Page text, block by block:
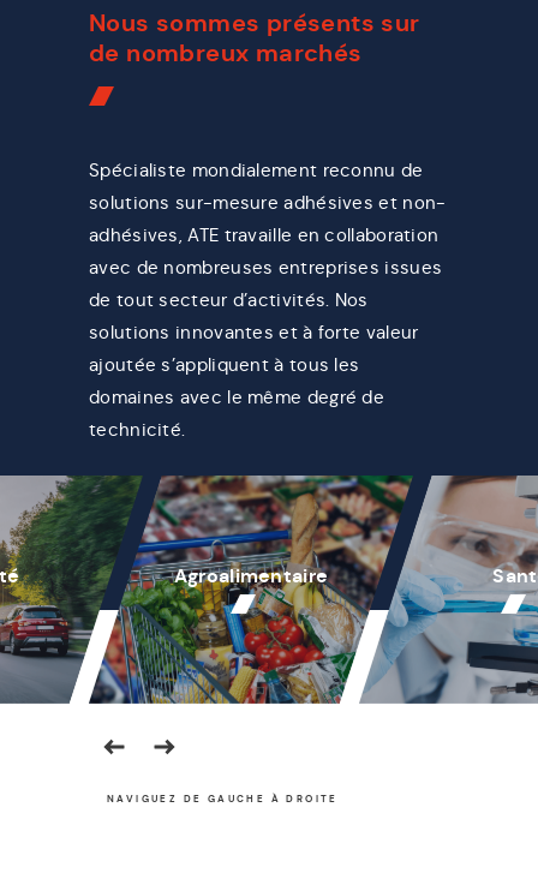
Nous sommes présents sur
de nombreux marchés
Spécialiste mondialement reconnu de
solutions sur-mesure adhésives et non-
adhésives, ATE travaille en collaboration
avec de nombreuses entreprises issues
de tout secteur d’activités. Nos
solutions innovantes et à forte valeur
ajoutée s’appliquent à tous les
domaines avec le même degré de
technicité.
Agroalimentaire
NAVIGUEZ DE GAUCHE À DROITE